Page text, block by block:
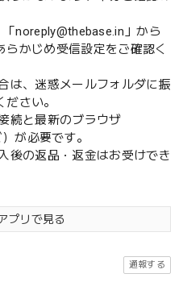
「noreply@thebase.in 」から
かじめ受信設定をご確認く
は、迷惑メールフォルダに振
さい。
続と最新のブラウザ
が必要です。
後の返品・返金はお受けでき
プリで見る
通報する